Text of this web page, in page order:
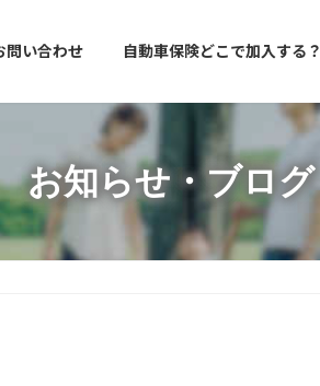
問い合わせ 自動車保険どこで加入する？
お知らせ・ブログ